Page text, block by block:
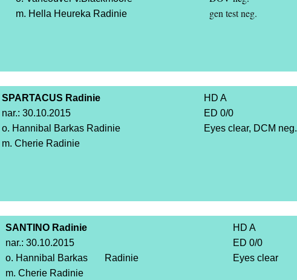
m. Hella Heureka Radinie
gen test neg.
SPARTACUS Radinie
nar.: 30.10.2015
o. Hannibal Barkas Radinie
m. Cherie Radinie
HD A
ED 0/0
Eyes clear, DCM neg.
SANTINO Radinie
nar.: 30.10.2015
o. Hannibal Barkas Radinie
m. Cherie Radinie
HD A
ED 0/0
Eyes clear